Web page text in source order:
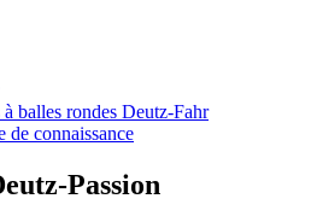
à balles rondes Deutz-Fahr
de connaissance
Passion